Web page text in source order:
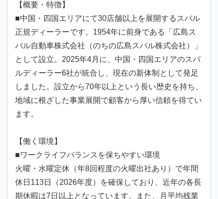
【概要・特徴】
■中国・四国エリアにて30店舗以上を展開するスバル
正規ディーラーです。1954年に前身である「広島ス
バル自動車株式会社（のちの広島スバル株式会社）」
として設立。2025年4月に、中国・四国エリアのスバ
ルディーラー6社が統合し、現在の新体制として発足
しました。設立から70年以上という長い歴史を持ち、
地域に根ざした事業展開で顧客から厚い信頼を得てい
ます。
【働く環境】
■ワークライフバランスを保ちやすい環境
火曜・水曜定休（年8回程度の火曜出社あり）で年間
休日113日（2026年度）を確保しており、近年の各長
期休暇は7日以上となっています。また、月平均残業